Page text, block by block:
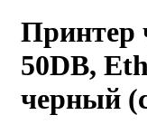
Принтер
50DB,
черный